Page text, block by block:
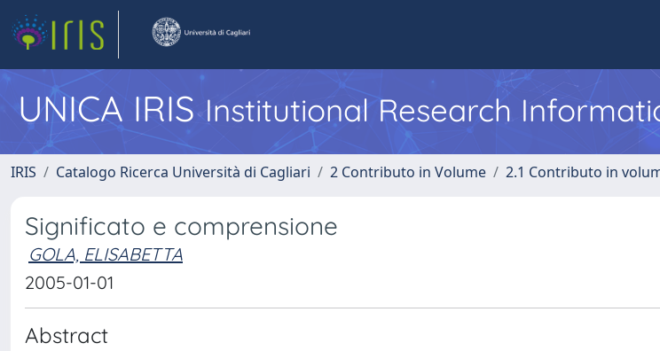
UNICA IRISInstitutional Research
IRIS Catalogo Ricerca Università di Cagliari 2 Contributo in Volume 2.1 Contributo in
Significato e comprensione
GOLA, ELISABETTA
2005-01-01
Abstract